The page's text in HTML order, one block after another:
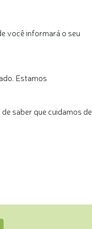
você informará o seu
Estamos
saber que cuidamos de